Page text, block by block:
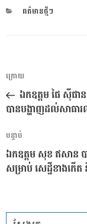
CATEGORIES
ពត៌មានថ្មីៗ
ការ​
នាំទិស​
ប្រកាស
អត្ថបទ
មុន
ក្រោយ
ឯកឧត្តម ផៃ ស៊ីផា
បានបង្ហាញដល់សាធា
អត្ថបទ
បន្ទាប់
បន្ទាប់
ឯកឧត្តម សុខ ឥសាន ប
សម្រាប់ សេដ្ឋីខាងកើ